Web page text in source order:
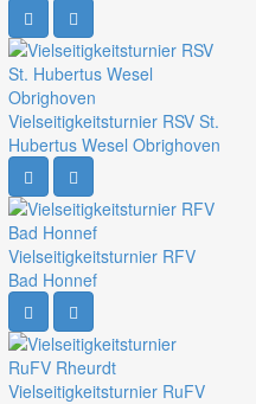
Vielseitigkeitsturnier RSV St.
Hubertus Wesel Obrighoven
Vielseitigkeitsturnier RFV
Bad Honnef
Vielseitigkeitsturnier RuFV